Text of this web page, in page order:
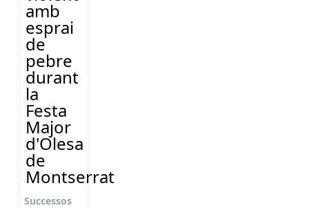
amb
esprai
de
pebre
durant
la
Festa
Major
d'Olesa
de
Montserrat
Successos